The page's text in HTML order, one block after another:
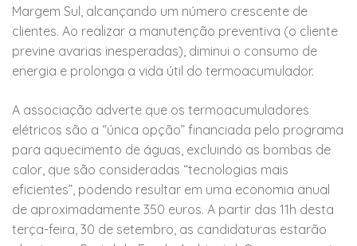
Margem Sul, alcançando um número crescente de
clientes. Ao realizar a manutenção preventiva (o cliente
previne avarias inesperadas), diminui o consumo de
energia e prolonga a vida útil do termoacumulador.
A associação adverte que os termoacumuladores
elétricos são a “única opção” financiada pelo programa
para aquecimento de águas, excluindo as bombas de
calor, que são consideradas “tecnologias mais
eficientes”, podendo resultar em uma economia anual
de aproximadamente 350 euros. A partir das 11h desta
terça-feira, 30 de setembro, as candidaturas estarão